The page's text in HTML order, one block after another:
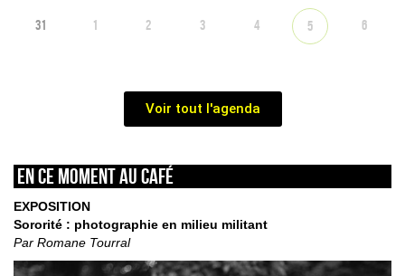
31 1 2 3 4 5 6
Voir tout l'agenda
En ce moment au café
EXPOSITION
Sororité : photographie en milieu militant
Par Romane Tourral